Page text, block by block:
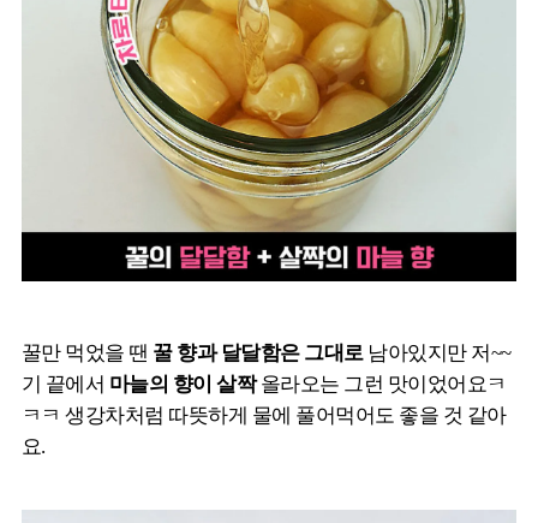
꿀만 먹었을 땐 꿀 향과 달달함은 그대로남아있지만 저~~
기 끝에서 마늘의 향이 살짝올라오는 그런 맛이었어요ㅋ
ㅋㅋ 생강차처럼 따뜻하게 물에 풀어먹어도 좋을 것 같아
요.